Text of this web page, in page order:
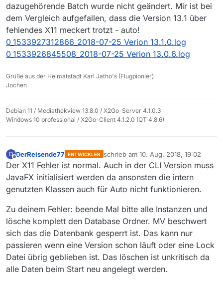
at
at
. Programmstart: 06.08.2018 18:41:55
. maxMemory: 1603 MB
. Java:
. VMname: OpenJDK 64-Bit Server VM
. Verzeichnis Einstellungen: /root/
.
.
. Einstellungen laden: /root/.mediathek3/
.  =======================================
.  Systemparameter
.  Download-Timeout [s]: 250
.  max. Download-Restart: 5
.  max. Download-Restart-Http: 10
.  Download weiterführen in [s]: 60
.  Download Fehlermeldung anzeigen [s]: 120
.  Downoadprogress anzeigen: true
.  User-Agent: MediathekView
.  =======================================
-rw-r--r-- 1 root root   285466624 2018-08-06
-rw-r--r-- 1 root root       27254 2018-08-06
@22:25:23#~#
dazugehörende Batch wurde nicht geändert. Mir ist bei
dem Vergleich aufgefallen, dass die Version 13.1 über
fehlendes X11 meckert trotzt - auto!
0_1533927312866_2018-07-25 Verion 13.1.0.log
0_1533926845508_2018-07-25 Verion 13.0.6.log
Grüße aus der Heimatstadt Karl Jatho's (Flugpionier)
Jochen
Debian 11 / Mediathekview 13.8.0 / X2Go-Server 4.1.0.3
Windows 10 professional / X2Go-Client 4.1.2.0 (QT 4.8.6)
D
Offline
DerReisende77 ENTWICKLER schrieb am 10. Aug. 2018, 19:02
zuletzt editiert von
Der X11 Fehler ist normal. Auch in der CLI Version muss
JavaFX initialisiert werden da ansonsten die intern
genutzten Klassen auch für Auto nicht funktionieren.
Zu deinem Fehler: beende Mal bitte alle Instanzen und
lösche komplett den Database Ordner. MV beschwert
sich das die Datenbank gesperrt ist. Das kann nur
passieren wenn eine Version schon läuft oder eine Lock
Datei übrig geblieben ist. Das löschen ist unkritisch da
alle Daten beim Start neu angelegt werden.